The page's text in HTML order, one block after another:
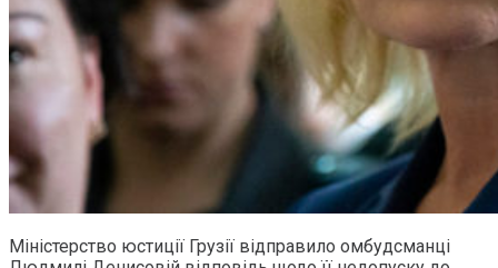
Міністерство юстиції Грузії відправило омбудсманці